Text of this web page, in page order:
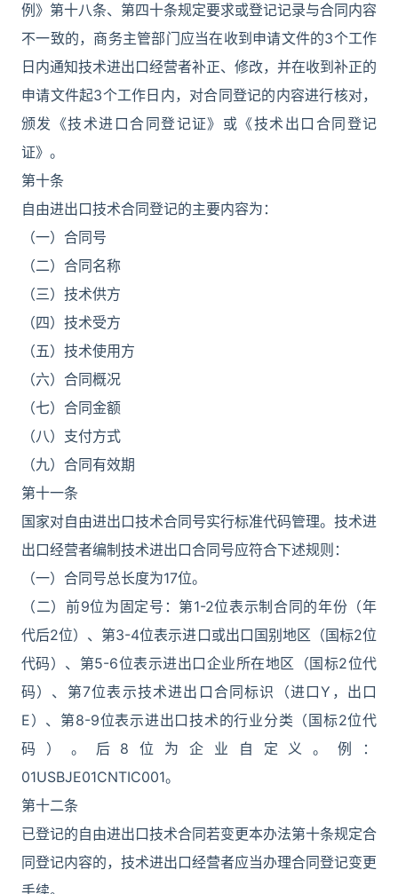
例》第十八条、第四十条规定要求或登记记录与合同内容
不一致的，商务主管部门应当在收到申请文件的3个工作
日内通知技术进出口经营者补正、修改，并在收到补正的
申请文件起3个工作日内，对合同登记的内容进行核对，
颁发《技术进口合同登记证》或《技术出口合同登记
证》。
第十条
自由进出口技术合同登记的主要内容为：
（一）合同号
（二）合同名称
（三）技术供方
（四）技术受方
（五）技术使用方
（六）合同概况
（七）合同金额
（八）支付方式
（九）合同有效期
第十一条
国家对自由进出口技术合同号实行标准代码管理。技术进
出口经营者编制技术进出口合同号应符合下述规则：
（一）合同号总长度为17位。
（二）前9位为固定号：第1-2位表示制合同的年份（年
代后2位）、第3-4位表示进口或出口国别地区（国标2位
代码）、第5-6位表示进出口企业所在地区（国标2位代
码）、第7位表示技术进出口合同标识（进口Y，出口
E）、第8-9位表示进出口技术的行业分类（国标2位代
码）。后8位为企业自定义。例：
01USBJE01CNTIC001。
第十二条
已登记的自由进出口技术合同若变更本办法第十条规定合
同登记内容的，技术进出口经营者应当办理合同登记变更
手续。